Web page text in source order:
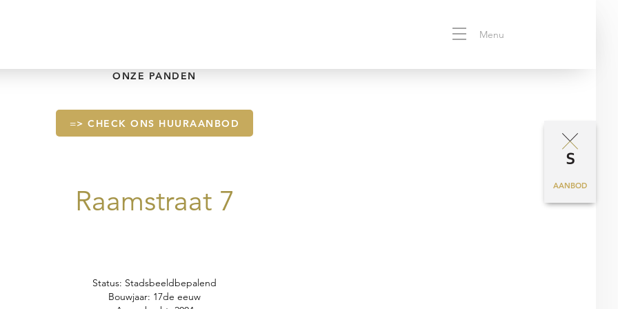
Menu
AANBOD
ONZE PANDEN
=> CHECK ONS HUURAANBOD
Raamstraat 7
Status: Stadsbeeldbepalend
Bouwjaar: 17de eeuw